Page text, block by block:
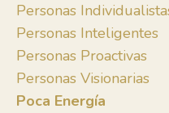
Personas
Personas Inteligentes
Personas Proactivas
Personas Visionarias
Poca Energía